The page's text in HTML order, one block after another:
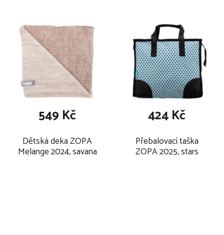
Dětská deka ZOPA
Melange 2024, savana
549 Kč
Přebalovací taška
ZOPA 2025, stars
424 Kč